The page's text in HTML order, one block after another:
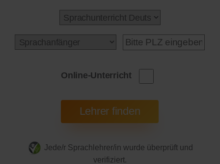
Online-Unterricht
Jede/r Sprachlehrer/in wurde überprüft und
verifiziert.